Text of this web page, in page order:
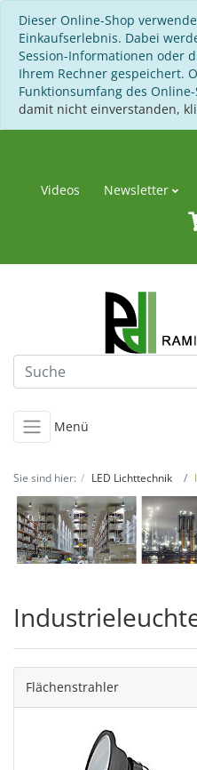
Dieser Online-Shop
Einkaufserlebnis. Dabei
Session-Informationen oder
Ihrem Rechner gespeichert.
Funktionsumfang des
damit nicht einverstanden,
Videos Newsletter
Menü
Sie sind hier: LED Lichttechnik
Flächenstrahler